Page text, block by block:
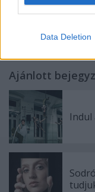
Data Deletion
Ajánlott